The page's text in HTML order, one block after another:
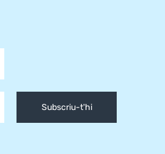
Subscriu-t'hi